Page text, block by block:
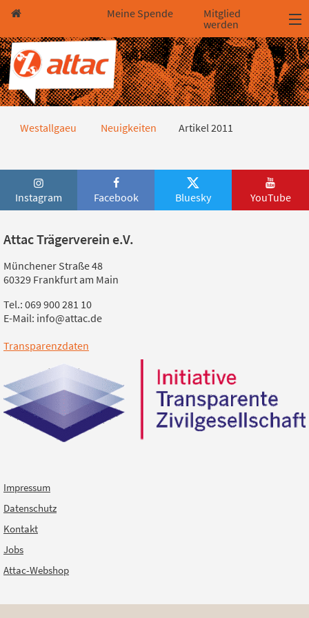
Direkt zum Hauptinhalt springen
Direkt zur Haupt-Navigation springen
Direkt zur Service-Navigation springen
Direkt zur Footer-Navigation springen
Direkt zum Footerinhalt springen
Meine Spende
Mitglied
werden
Artikel 2011
Westallgaeu Neuigkeiten Artikel 2011
Instagram Facebook Bluesky YouTube
Attac Trägerverein e.V.
Münchener Straße 48
60329 Frankfurt am Main
Tel.: 069 900 281 10
E-Mail: info@attac.de
Transparenzdaten
Impressum
Datenschutz
Kontakt
Jobs
Attac-Webshop